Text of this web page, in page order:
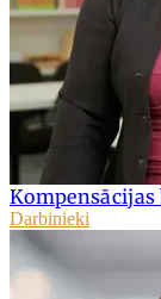
Darbinieki